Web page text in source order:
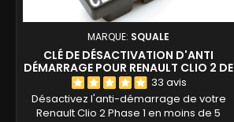
MARQUE: SQUALE
CLÉ DE DÉSACTIVATION D'ANTI
DÉMARRAGE POUR RENAULT CLIO 2 DE
1995 À 200133 avis
Désactivez l'anti-démarrage de votre
Renault Clio 2 Phase 1 en moins de 5